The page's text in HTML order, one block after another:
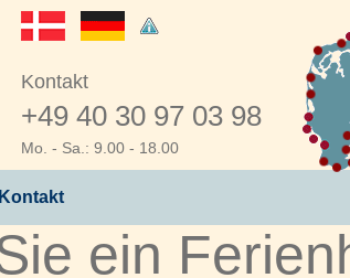
Kontakt
+49 40 30 97 03 98
Mo. - Sa.: 9.00 - 18.00
Kontakt
ein